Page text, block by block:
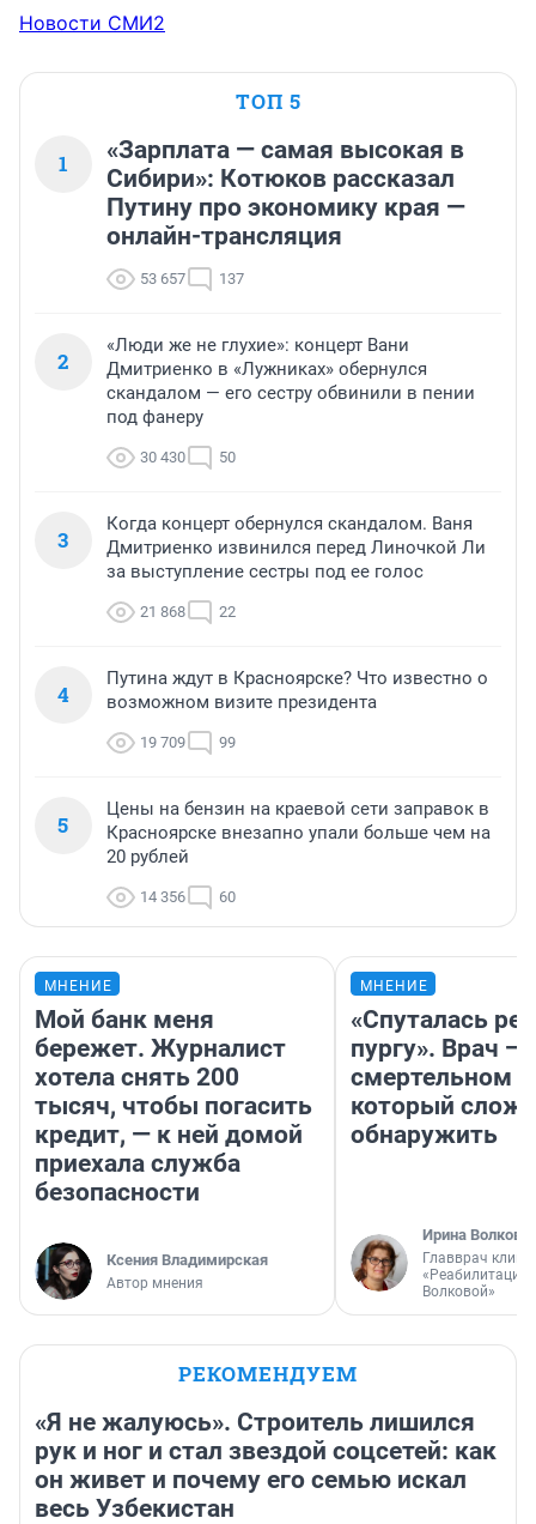
Новости СМИ2
ТОП 5
1
«Зарплата — самая высокая в
Сибири»: Котюков рассказал
Путину про экономику края —
онлайн-трансляция
53 657 137
2
«Люди же не глухие»: концерт Вани
Дмитриенко в «Лужниках» обернулся
скандалом — его сестру обвинили в пении
под фанеру
30 430 50
3
Когда концерт обернулся скандалом. Ваня
Дмитриенко извинился перед Линочкой Ли
за выступление сестры под ее голос
21 868 22
4
Путина ждут в Красноярске? Что известно о
возможном визите президента
19 709 99
5
Цены на бензин на краевой сети заправок в
Красноярске внезапно упали больше чем на
20 рублей
14 356 60
МНЕНИЕ
Мой банк меня
бережет. Журналист
хотела снять 200
тысяч, чтобы погасить
кредит, — к ней домой
приехала служба
безопасности
Ксения Владимирская
Автор мнения
МНЕНИЕ
«Спуталась
пургу». Врач —
смертельном
который
обнаружить
Ирина Волкова
Главврач
«Реабилитация
Волковой»
РЕКОМЕНДУЕМ
«Я не жалуюсь». Строитель лишился
рук и ног и стал звездой соцсетей: как
он живет и почему его семью искал
весь Узбекистан